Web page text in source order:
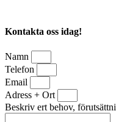
Kontakta oss idag!
Namn
Telefon
Email
Adress + Ort
Beskriv ert behov,